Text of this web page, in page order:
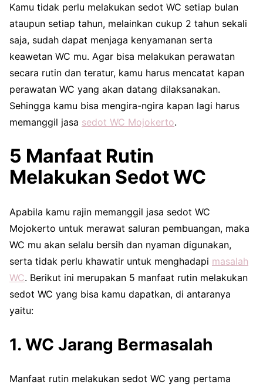
Kamu tidak perlu melakukan sedot WC setiap bulan
ataupun setiap tahun, melainkan cukup 2 tahun sekali
saja, sudah dapat menjaga kenyamanan serta
keawetan WC mu. Agar bisa melakukan perawatan
secara rutin dan teratur, kamu harus mencatat kapan
perawatan WC yang akan datang dilaksanakan.
Sehingga kamu bisa mengira-ngira kapan lagi harus
memanggil jasa sedot WC Mojokerto.
5 Manfaat Rutin
Melakukan Sedot WC
Apabila kamu rajin memanggil jasa sedot WC
Mojokerto untuk merawat saluran pembuangan, maka
WC mu akan selalu bersih dan nyaman digunakan,
serta tidak perlu khawatir untuk menghadapi masalah
WC. Berikut ini merupakan 5 manfaat rutin melakukan
sedot WC yang bisa kamu dapatkan, di antaranya
yaitu:
1. WC Jarang Bermasalah
Manfaat rutin melakukan sedot WC yang pertama